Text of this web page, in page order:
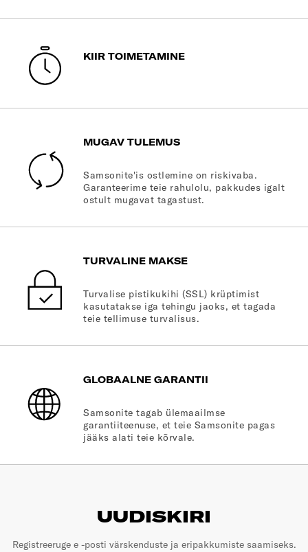
KIIR TOIMETAMINE
MUGAV TULEMUS
Samsonite'is ostlemine on riskivaba.
Garanteerime teie rahulolu, pakkudes igalt
ostult mugavat tagastust.
TURVALINE MAKSE
Turvalise pistikukihi (SSL) krüptimist
kasutatakse iga tehingu jaoks, et tagada
teie tellimuse turvalisus.
GLOBAALNE GARANTII
Samsonite tagab ülemaailmse
garantiiteenuse, et teie Samsonite pagas
jääks alati teie kõrvale.
UUDISKIRI
Registreeruge e -posti värskenduste ja eripakkumiste saamiseks.